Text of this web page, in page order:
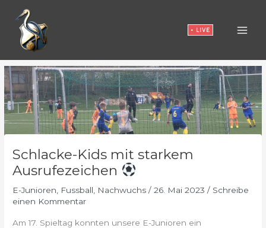
Inhalt
springen
• LIVE
Schlacke-Kids mit starkem
Ausrufezeichen
E-Junioren Fussball Nachwuchs /26. Mai 2023/ Schreibe
einen Kommentar
Am 17. Spieltag konnten unsere E-Junioren ein